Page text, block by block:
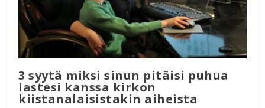
3 syytä miksi sinun pitäisi puhua
lastesi kanssa kirkon
kiistanalaisistakin aiheista